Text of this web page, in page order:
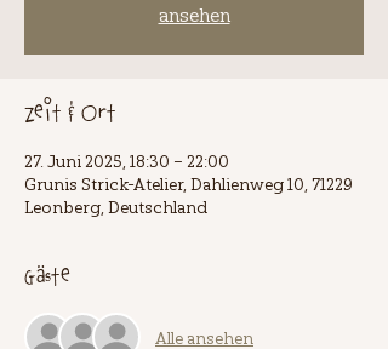
ansehen
Zeit & Ort
27. Juni 2025, 18:30 – 22:00
Grunis Strick-Atelier, Dahlienweg 10, 71229
Leonberg, Deutschland
Gäste
Alle ansehen